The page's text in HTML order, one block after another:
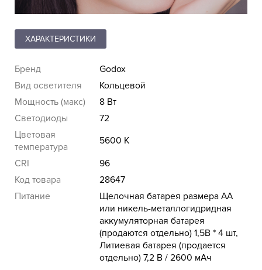
ХАРАКТЕРИСТИКИ
Бренд
Godox
Вид осветителя
Кольцевой
Мощность (макс)
8 Вт
Светодиоды
72
Цветовая
температура
5600 K
CRI
96
Код товара
28647
Питание
Щелочная батарея размера AA
или никель-металлогидридная
аккумуляторная батарея
(продаются отдельно) 1,5В * 4 шт,
Литиевая батарея (продается
отдельно) 7,2 В / 2600 мАч